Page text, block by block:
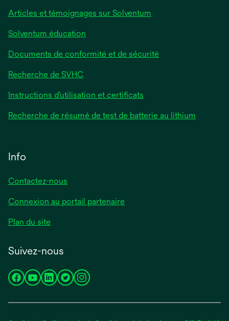
onglet
Articles et témoignages sur Solventum
Solventum éducation
Documents de conformité et de sécurité
Recherche de SVHC
Instructions d’utilisation et certificats
Recherche de résumé de test de batterie au lithium
Info
Contactez-nous
Connexion au portail partenaire
Plan du site
Suivez-nous
s’ouvres’ouvres’ouvres’ouvres’ouvre